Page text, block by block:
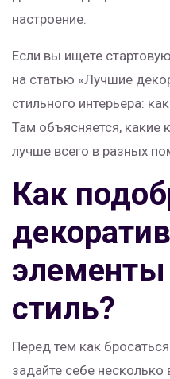
настроение.
Если вы ищете
на статью «Лучшие
стильного интерьера:
Там объясняется, какие
лучше всего в разных
Как
элементы
стиль?
Перед тем как
задайте себе